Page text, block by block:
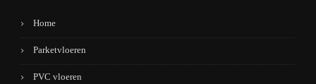
Home
Parketvloeren
PVC vloeren